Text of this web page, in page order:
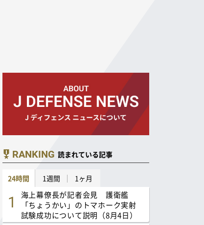
RANKING 読まれている記事
24時間 1週間 1ヶ月
海上幕僚長が記者会見 護衛艦
「ちょうかい」のトマホーク実射
試験成功について説明（8月4日）